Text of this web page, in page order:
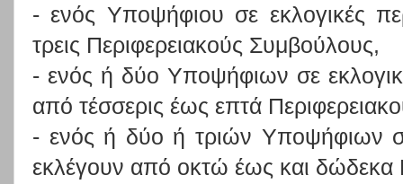
- ενός Υποψήφιου σε εκλογικές
τρεις Περιφερειακούς Συμβούλους,
- ενός ή δύο Υποψήφιων σε
από τέσσερις έως επτά
- ενός ή δύο ή τριών Υποψήφιων
εκλέγουν από οκτώ έως και δώδεκα